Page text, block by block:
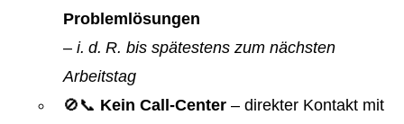
Problemlösungen
– i. d. R. bis spätestens zum nächsten
Arbeitstag
🚫📞 Kein Call-Center – direkter Kontakt mit